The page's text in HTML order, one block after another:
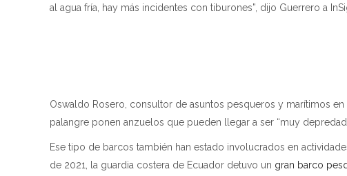
al agua fría, hay más incidentes con tiburones”, dijo Guerrero a
Oswaldo Rosero, consultor de asuntos pesqueros y marítimos
palangre ponen anzuelos que pueden llegar a ser “muy
Ese tipo de barcos también han estado involucrados en
de 2021, la guardia costera de Ecuador detuvo un gran barco